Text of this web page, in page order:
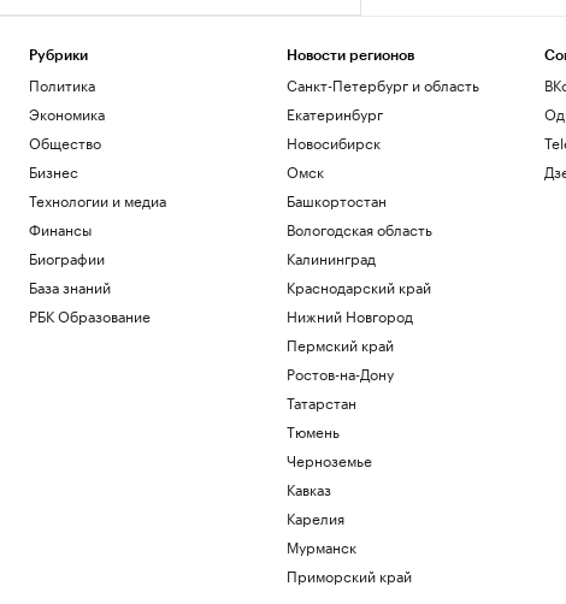
Рубрики
Политика
Экономика
Общество
Бизнес
Технологии и медиа
Финансы
Биографии
База знаний
РБК Образование
Новости регионов
Санкт-Петербург и область
Екатеринбург
Новосибирск
Омск
Башкортостан
Вологодская область
Калининград
Краснодарский край
Нижний Новгород
Пермский край
Ростов-на-Дону
Татарстан
Тюмень
Черноземье
Кавказ
Карелия
Мурманск
Приморский край